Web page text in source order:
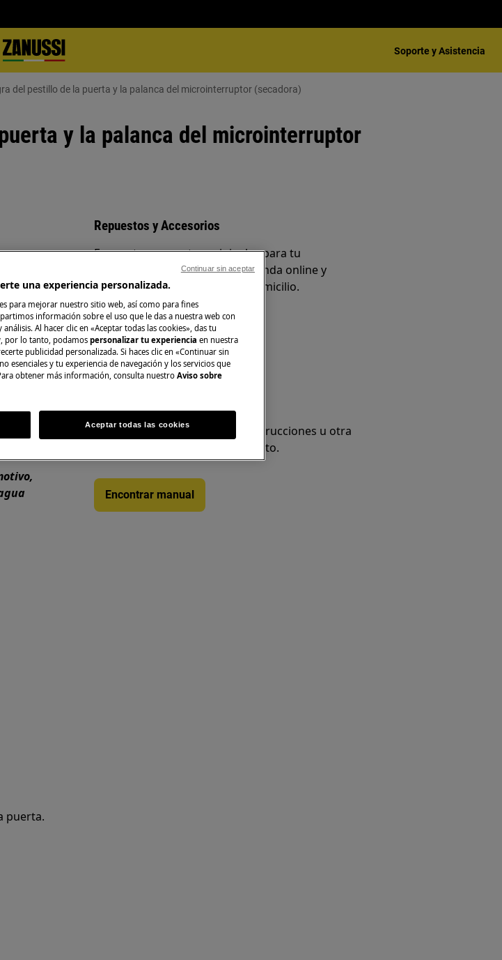
Soporte y Asistencia
del pestillo de la puerta y la palanca del microinterruptor (secadora)
y la palanca del microinterruptor
servicio
por
puerta.
Repuestos y Accesorios
Encuentra repuestos originales para tu
electrodoméstico en nuestra tienda online y
recíbelos directamente en tu domicilio.
A la tienda en línea
Resuelve problemas y busca instrucciones u otra
documentación sobre tu producto.
Encontrar manual
una experiencia personalizada.
para mejorar nuestro sitio web, así como para fines
información sobre el uso que le das a nuestra web con
Al hacer clic en «Aceptar todas las cookies», das tu
por lo tanto, podamospersonalizar tu experiencia en nuestra
publicidad personalizada. Si haces clic en «Continuar sin
esenciales y tu experiencia de navegación y los servicios que
obtener más información, consulta nuestro Aviso sobre
Aceptar todas las cookies
Continuar sin aceptar